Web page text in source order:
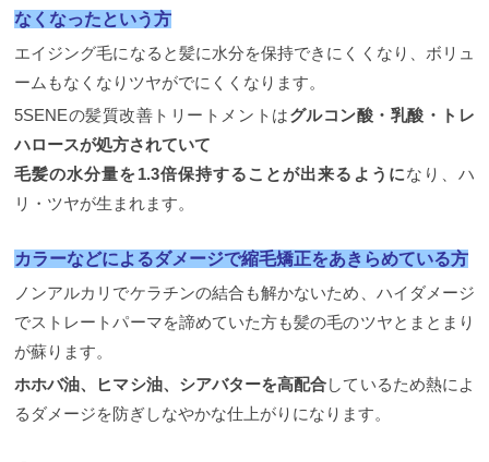
なくなったという方
エイジング毛になると髪に水分を保持できにくくなり、ボリュ
ームもなくなりツヤがでにくくなります。
5SENEの髪質改善トリートメントはグルコン酸・乳酸・トレ
ハロースが処方されていて
毛髪の水分量を1.3倍保持することが出来るよう になり、ハ
リ・ツヤが生まれます。
カラーなどによるダメージで縮毛矯正をあきらめている方
ノンアルカリでケラチンの結合も解かないため、ハイダメージ
でストレートパーマを諦めていた方も髪の毛のツヤとまとまり
が蘇ります。
ホホバ油、ヒマシ油、シアバターを高配合しているため熱によ
るダメージを防ぎしなやかな仕上がりになります。